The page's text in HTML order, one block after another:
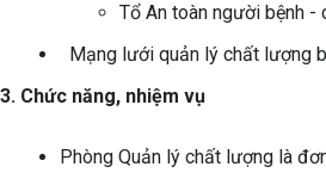
Tổ An toàn người bệnh -
Mạng lưới quản lý chất lượng
3. Chức năng, nhiệm vụ
Phòng Quản lý chất lượng là